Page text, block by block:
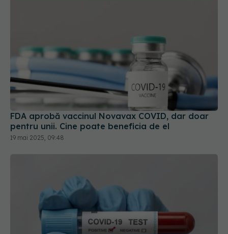
FDA aprobă vaccinul Novavax COVID, dar doar
pentru unii. Cine poate beneficia de el
19 mai 2025, 09:48